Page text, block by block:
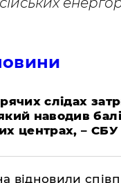
слідах
наводив
центрах, – СБУ
відновили